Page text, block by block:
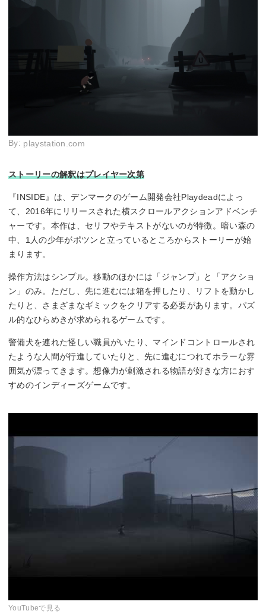
By: playstation.com
ストーリーの解釈はプレイヤー次第
『INSIDE』は、デンマークのゲーム開発会社Playdeadによっ
て、2016年にリリースされた横スクロールアクションアドベンチ
ャーです。本作は、セリフやテキストがないのが特徴。暗い森の
中、1人の少年がポツンと立っているところからストーリーが始
まります。
操作方法はシンプル。移動のほかには「ジャンプ」と「アクショ
ン」のみ。ただし、先に進むには箱を押したり、リフトを動かし
たりと、さまざまなギミックをクリアする必要があります。パズ
ル的なひらめきが求められるゲームです。
警備犬を連れた怪しい職員がいたり、マインドコントロールされ
たような人間が行進していたりと、先に進むにつれてホラーな雰
囲気が漂ってきます。想像力が刺激される物語が好きな方におす
すめのインディーズゲームです。
YouTubeで見る